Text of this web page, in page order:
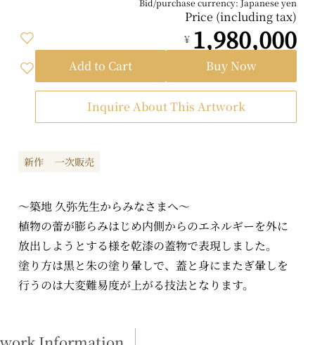
新作 一次販売
〜築地 久弥先生からみなさまへ〜
植物の蕾が膨らみはじめ内側からのエネルギーを外に
放出しようとする様を乾漆の蓋物で表現しました。
塗り方は黒と朱の塗り暈しで、蓋と身にまたぎ暈しを
行うのは大変難易度が上がる技法となります。
Bid/purchase currency: Japanese yen
Price (including tax)
¥ 1,980,000
Add to Cart Buy Now
Inquire About This Artwork